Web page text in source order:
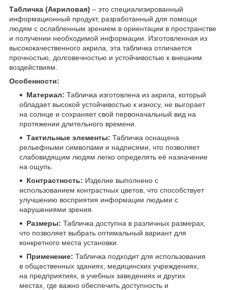
Табличка (Акриловая) – это специализированный
информационный продукт, разработанный для помощи
людям с ослабленным зрением в ориентации в пространстве
и получении необходимой информации. Изготовленная из
высококачественного акрила, эта табличка отличается
прочностью, долговечностью и устойчивостью к внешним
воздействиям.
Особенности:
Материал: Табличка изготовлена из акрила, который
обладает высокой устойчивостью к износу, не выгорает
на солнце и сохраняет свой первоначальный вид на
протяжении длительного времени.
Тактильные элементы: Табличка оснащена
рельефными символами и надписями, что позволяет
слабовидящим людям легко определять её назначение
на ощупь.
Контрастность: Изделие выполнено с
использованием контрастных цветов, что способствует
улучшению восприятия информации людьми с
нарушениями зрения.
Размеры: Табличка доступна в различных размерах,
что позволяет выбрать оптимальный вариант для
конкретного места установки.
Применение: Табличка подходит для использования
в общественных зданиях, медицинских учреждениях,
на предприятиях, в учебных заведениях и других
местах, где важно обеспечить доступность и